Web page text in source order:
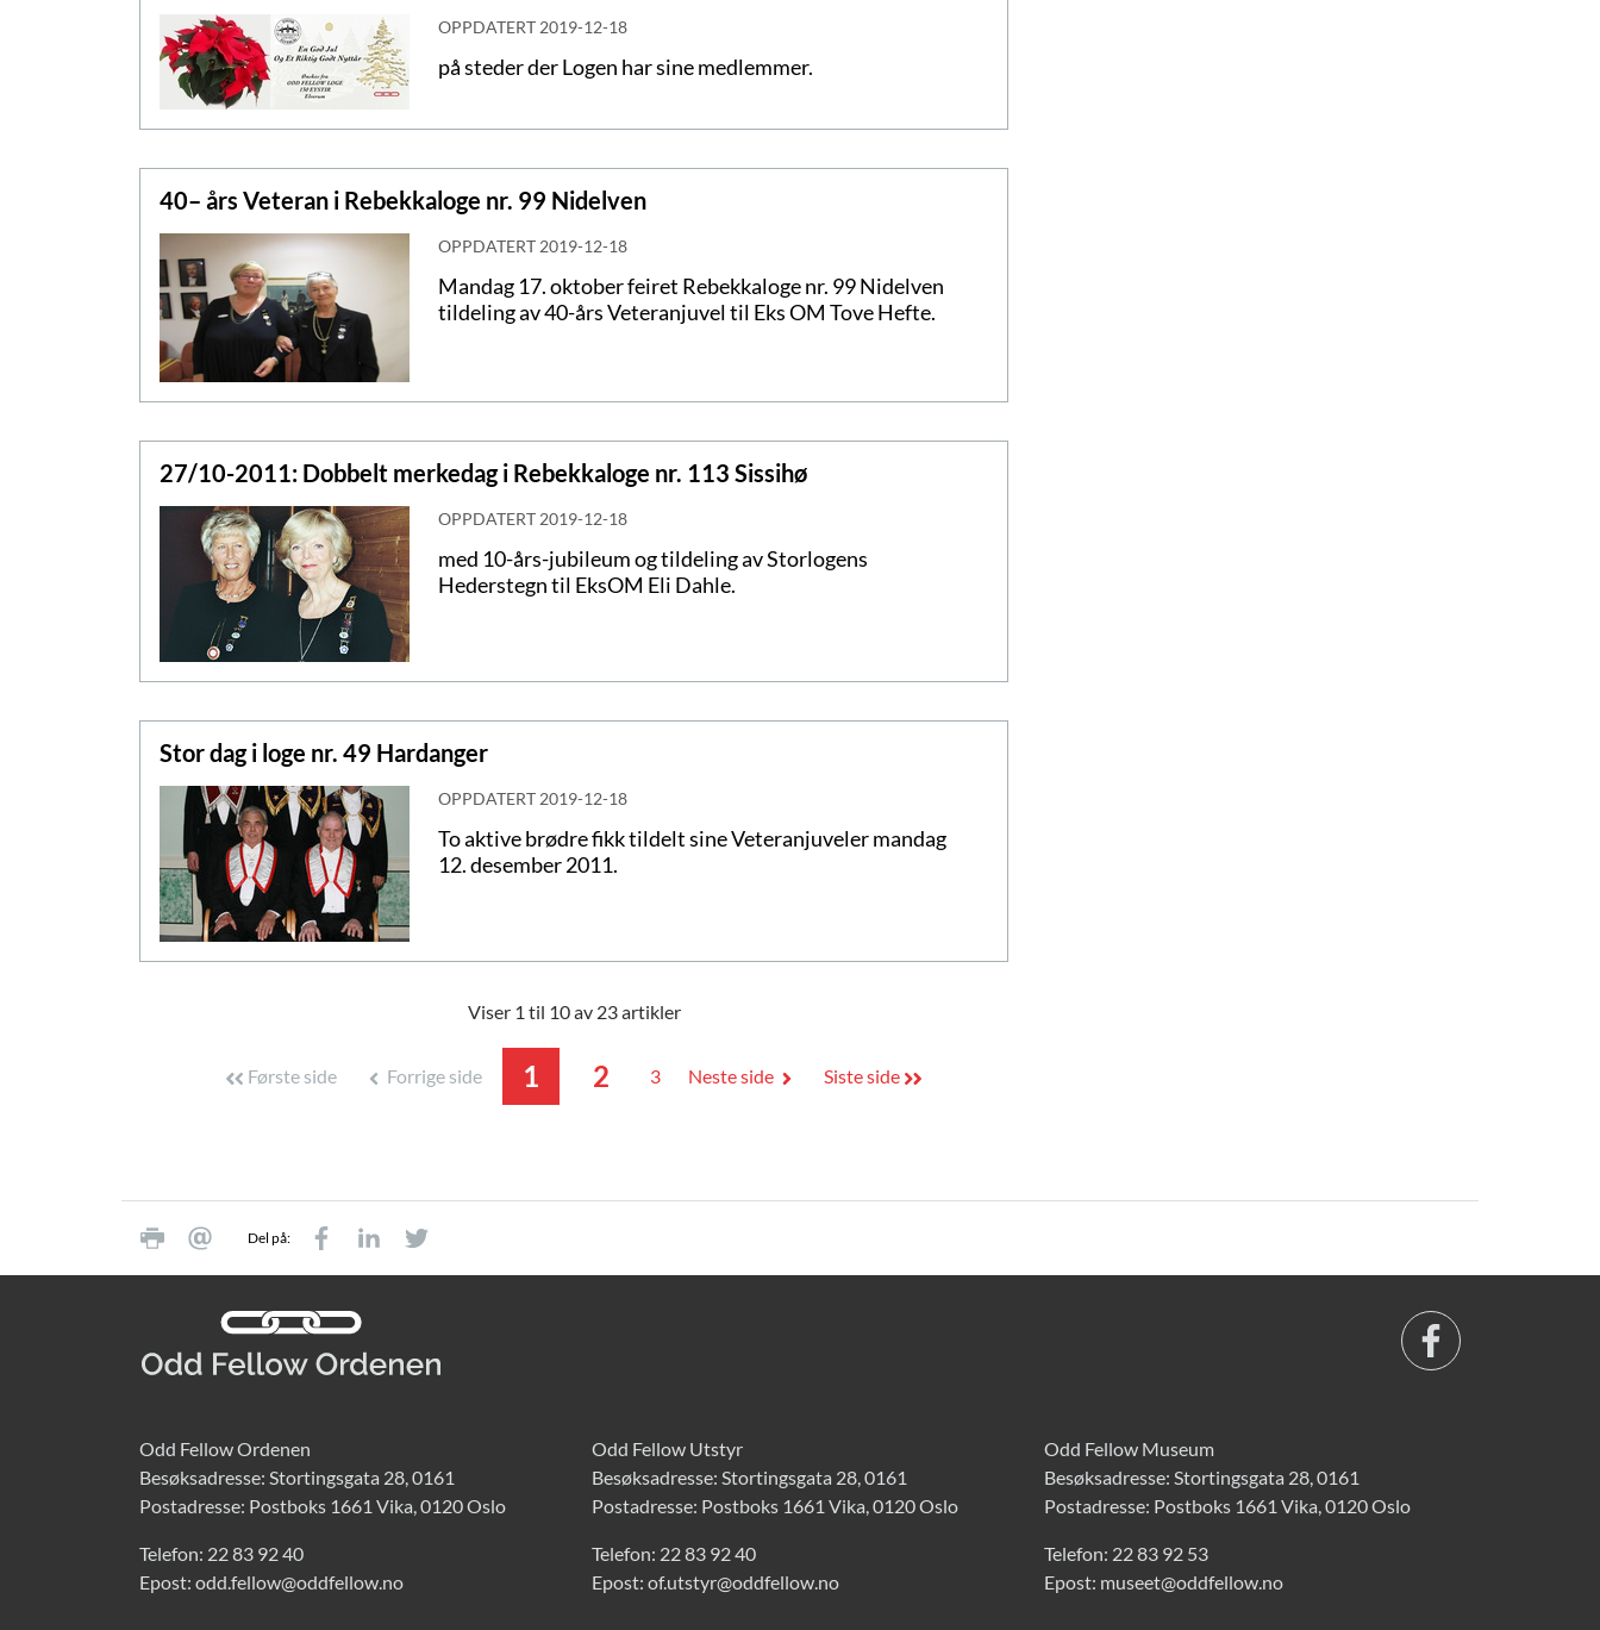
OPPDATERT 2019-12-18
på steder der Logen har sine medlemmer.
40– års Veteran i Rebekkaloge nr. 99 Nidelven
OPPDATERT 2019-12-18
Mandag 17. oktober feiret Rebekkaloge nr. 99 Nidelven
tildeling av 40-års Veteranjuvel til Eks OM Tove Hefte.
27/10-2011: Dobbelt merkedag i Rebekkaloge nr. 113 Sissihø
OPPDATERT 2019-12-18
med 10-års-jubileum og tildeling av Storlogens
Hederstegn til EksOM Eli Dahle.
Stor dag i loge nr. 49 Hardanger
OPPDATERT 2019-12-18
To aktive brødre fikk tildelt sine Veteranjuveler mandag
12. desember 2011.
Viser 1 til 10 av 23 artikler
Første side Forrige side 1 2 3 Neste side Siste side
Del på:
Odd Fellow Ordenen
Besøksadresse: Stortingsgata 28, 0161
Postadresse: Postboks 1661 Vika, 0120 Oslo
Telefon: 22 83 92 40
Epost: odd.fellow@oddfellow.no
Odd Fellow Utstyr
Besøksadresse: Stortingsgata 28, 0161
Postadresse: Postboks 1661 Vika, 0120 Oslo
Telefon: 22 83 92 40
Epost: of.utstyr@oddfellow.no
Odd Fellow Museum
Besøksadresse: Stortingsgata 28, 0161
Postadresse: Postboks 1661 Vika, 0120 Oslo
Telefon: 22 83 92 53
Epost: museet@oddfellow.no